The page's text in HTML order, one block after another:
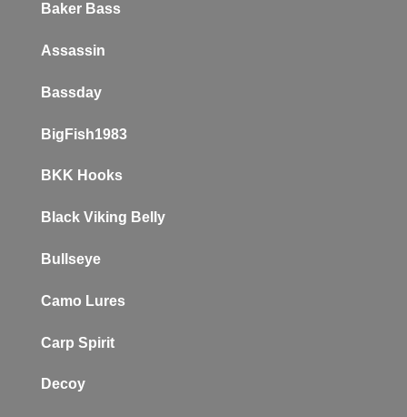
Baker Bass
Assassin
Bassday
BigFish1983
BKK Hooks
Black Viking Belly
Bullseye
Camo Lures
Carp Spirit
Decoy